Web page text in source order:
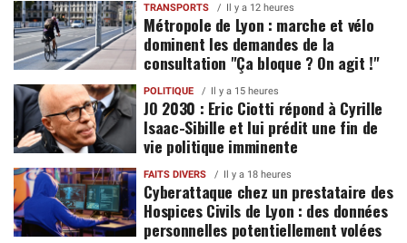
TRANSPORTS Il y a 12 heures
Métropole de Lyon : marche et vélo
dominent les demandes de la
consultation "Ça bloque ? On agit !"
POLITIQUE Il y a 15 heures
JO 2030 : Eric Ciotti répond à Cyrille
Isaac-Sibille et lui prédit une fin de
vie politique imminente
FAITS DIVERS Il y a 18 heures
Cyberattaque chez un prestataire des
Hospices Civils de Lyon : des données
personnelles potentiellement volées